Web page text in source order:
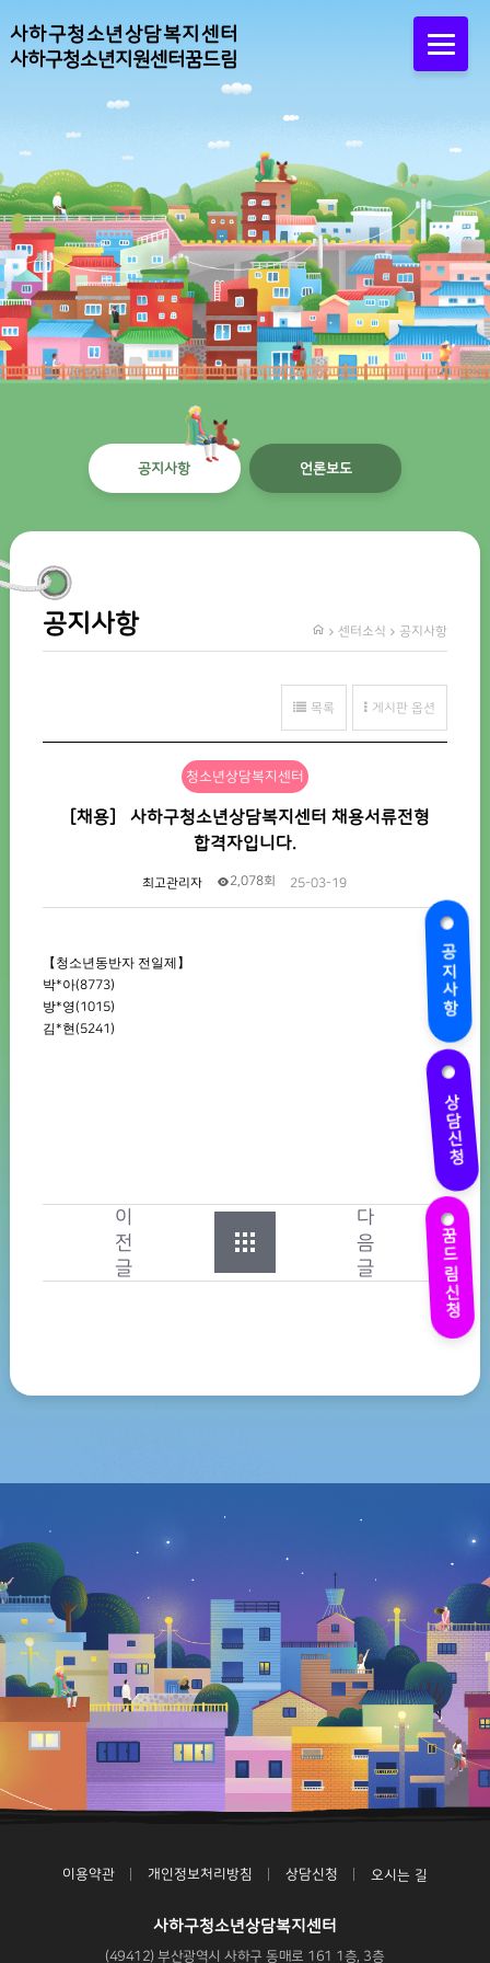
사하구청소년상담복지센터
사하구청소년지원센터꿈드림
공지사항
상담신청
꿈드림신청
공지사항 언론보도
공지사항 센터소식 공지사항
목록 게시판 옵션
청소년상담복지센터
［채용］ 사하구청소년상담복지센터 채용서류전형
합격자입니다.
최고관리자 2,078회 25-03-19
【청소년동반자 전일제】
박*아(8773)
방*영(1015)
김*현(5241)
이
전
글
다
음
글
이용약관 개인정보처리방침 상담신청 오시는 길
사하구청소년상담복지센터
(49412) 부산광역시 사하구 동매로 161 1층, 3층